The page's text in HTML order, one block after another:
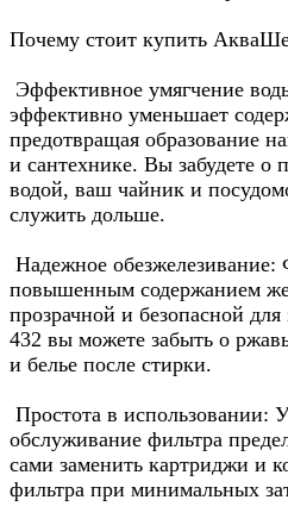
Почему стоит купить
Эффективное умягчение
эффективно уменьшает
предотвращая образование
и сантехнике. Вы забудете о
водой, ваш чайник и
служить дольше.
Надежное обезжелезивание:
повышенным содержанием
прозрачной и безопасной
432 вы можете забыть о
и белье после стирки.
Простота в использовании:
обслуживание фильтра
сами заменить картриджи и
фильтра при минимальных